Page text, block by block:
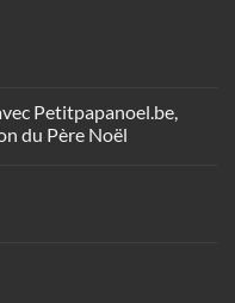
Petitpapanoel.be,
du Père Noël